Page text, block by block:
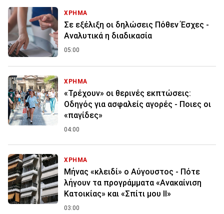
ΧΡΗΜΑ
Σε εξέλιξη οι δηλώσεις Πόθεν Έσχες -
Αναλυτικά η διαδικασία
05:00
ΧΡΗΜΑ
«Τρέχουν» οι θερινές εκπτώσεις:
Οδηγός για ασφαλείς αγορές - Ποιες οι
«παγίδες»
04:00
ΧΡΗΜΑ
Μήνας «κλειδί» ο Αύγουστος - Πότε
λήγουν τα προγράμματα «Ανακαίνιση
Κατοικίας» και «Σπίτι μου ΙΙ»
03:00